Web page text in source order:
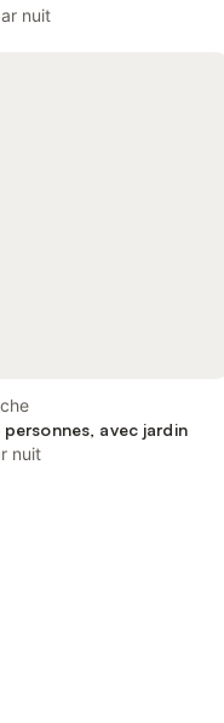
nuit
avec jardin
nuit